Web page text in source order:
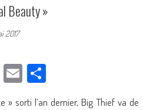
Beauty »
2017
EmailPartager
» sorti l’an dernier, Big Thief va de